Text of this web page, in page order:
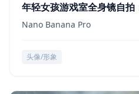
年轻女孩游戏室全身镜自拍
碰撞
Nano Banana Pro
头像/形象